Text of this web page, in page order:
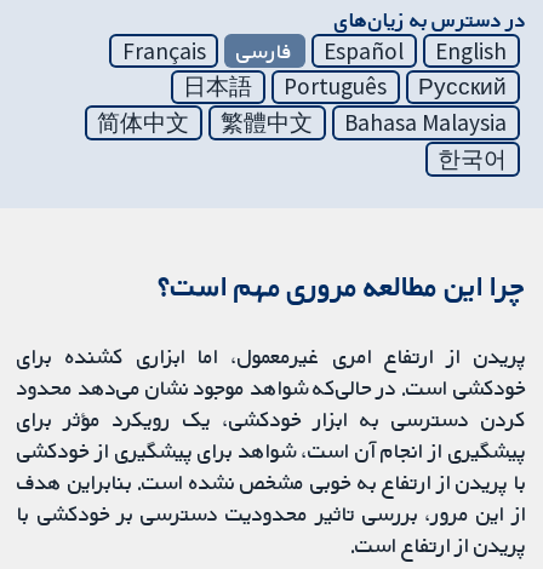
در دسترس به زیان‌های
English
Español فارسی
Français
Русский
Português
日本語
Bahasa Malaysia
繁體中文
简体中文
한국어
چرا این مطالعه مروری مهم است؟
پریدن از ارتفاع امری غیرمعمول، اما ابزاری کشنده برای
خودکشی است. در حالی‌که شواهد موجود نشان می‌دهد محدود
کردن دسترسی به ابزار خودکشی، یک رویکرد مؤثر برای
پیشگیری از انجام آن است، شواهد برای پیشگیری از خودکشی
با پریدن از ارتفاع به خوبی مشخص نشده است. بنابراین هدف
از این مرور، بررسی تاثیر محدودیت دسترسی بر خودکشی با
پریدن از ارتفاع است.